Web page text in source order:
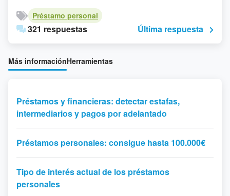
Préstamo personal
321 respuestas Última respuesta
Más informaciónHerramientas
Préstamos y financieras: detectar estafas,
intermediarios y pagos por adelantado
Préstamos personales: consigue hasta 100.000€
Tipo de interés actual de los préstamos
personales